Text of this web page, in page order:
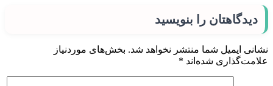
دیدگاهتان را بنویسید
نشانی ایمیل شما منتشر نخواهد شد. بخش‌های موردنیاز
علامت‌گذاری شده‌اند *